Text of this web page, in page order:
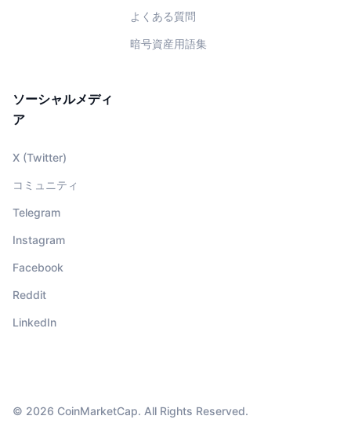
よくある質問
暗号資産用語集
ソーシャルメディ
ア
X (Twitter)
コミュニティ
Telegram
Instagram
Facebook
Reddit
LinkedIn
© 2026 CoinMarketCap. All Rights Reserved.